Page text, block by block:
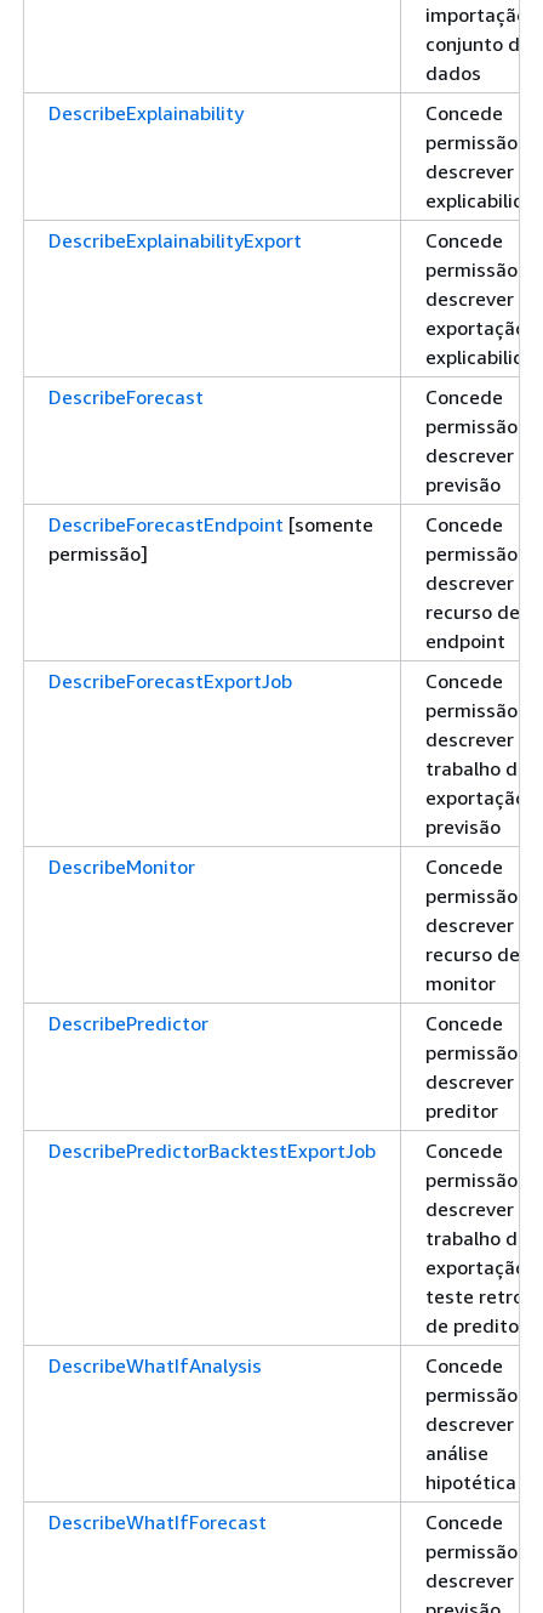
importação
conjunto de
dados
DescribeExplainability
Concede
permissão
descrever
DescribeExplainabilityExport
Concede
permissão
descrever
exportação
DescribeForecast
Concede
permissão
descrever
previsão
DescribeForecastEndpoint [somente
permissão]
Concede
permissão
descrever
recurso de
endpoint
DescribeForecastExportJob
Concede
permissão
descrever
trabalho de
exportação
previsão
DescribeMonitor
Concede
permissão
descrever
recurso de
monitor
DescribePredictor
Concede
permissão
descrever
preditor
DescribePredictorBacktestExportJob
Concede
permissão
descrever
trabalho de
exportação
teste
de preditor
DescribeWhatIfAnalysis
Concede
permissão
descrever
análise
hipotética
DescribeWhatIfForecast
Concede
permissão
descrever